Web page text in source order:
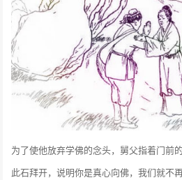
为了使他放弃学佛的念头，舅父指着门前
此石拜开，说明你是真心向佛，我们就不